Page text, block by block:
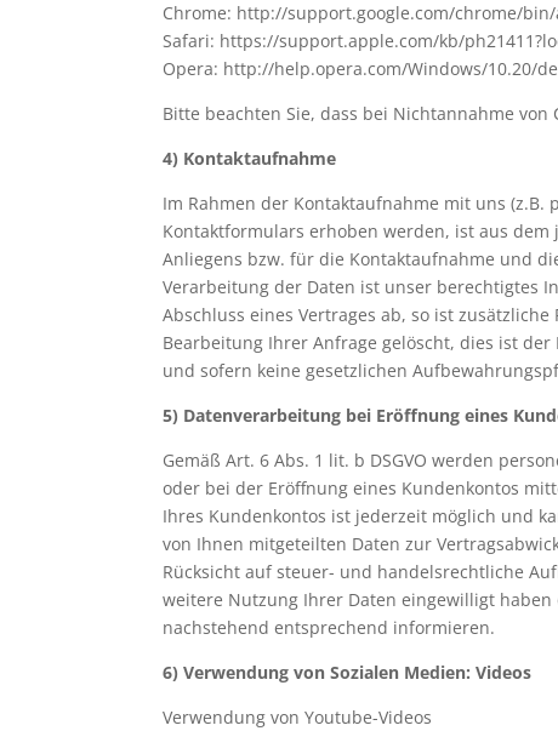
Chrome: http://support.google.com/chrome/
Safari: https://support.apple.com/kb/
Opera: http://help.opera.com/Windows/10.20/
Bitte beachten Sie, dass bei Nichtannahme
4) Kontaktaufnahme
Im Rahmen der Kontaktaufnahme mit uns
Kontaktformulars erhoben werden, ist aus
Anliegens bzw. für die Kontaktaufnahme und
Verarbeitung der Daten ist unser berechtigtes
Abschluss eines Vertrages ab, so ist
Bearbeitung Ihrer Anfrage gelöscht, dies ist
und sofern keine gesetzlichen
5) Datenverarbeitung bei Eröffnung eines
Gemäß Art. 6 Abs. 1 lit. b DSGVO werden
oder bei der Eröffnung eines Kundenkontos
Ihres Kundenkontos ist jederzeit möglich und
von Ihnen mitgeteilten Daten zur
Rücksicht auf steuer- und handelsrechtliche
weitere Nutzung Ihrer Daten eingewilligt
nachstehend entsprechend informieren.
6) Verwendung von Sozialen Medien: Videos
Verwendung von Youtube-Videos